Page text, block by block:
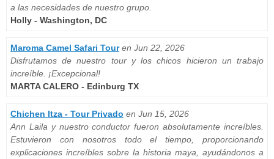
a las necesidades de nuestro grupo.
Holly - Washington, DC
Maroma Camel Safari Touren Jun 22, 2026
Disfrutamos de nuestro tour y los chicos hicieron un trabajo
increíble. ¡Excepcional!
MARTA CALERO - Edinburg TX
Chichen Itza - Tour Privado en Jun 15, 2026
Ann Laila y nuestro conductor fueron absolutamente increíbles.
Estuvieron con nosotros todo el tiempo, proporcionando
explicaciones increíbles sobre la historia maya, ayudándonos a